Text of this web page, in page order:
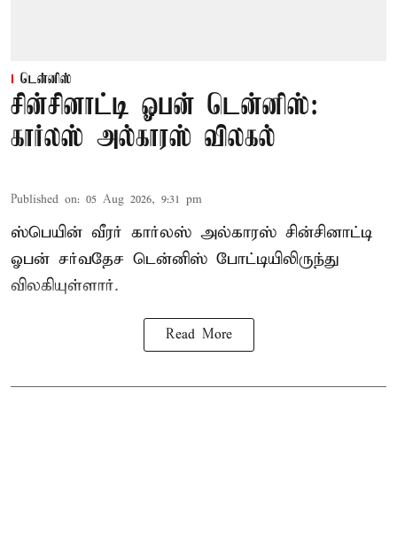
டென்னிஸ்
சின்சினாட்டி ஓபன் டென்னிஸ்:
கார்லஸ் அல்காரஸ் விலகல்
Published on: 05 Aug 2026, 9:31 pm
ஸ்பெயின் வீரர் கார்லஸ் அல்காரஸ் சின்சினாட்டி
ஓபன் சர்வதேச டென்னிஸ் போட்டியிலிருந்து
விலகியுள்ளார்.
Read More